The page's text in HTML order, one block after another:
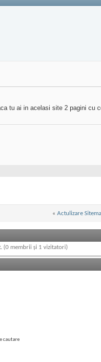
tu ai in acelasi site 2 pagini cu
« Actulizare
(0 membrii și 1 vizitatori)
cautare